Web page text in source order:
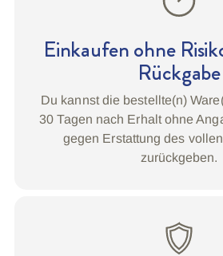
Einkaufen ohne
Rückgabe
Du kannst die bestellte(n)
30 Tagen nach Erhalt ohne
gegen Erstattung des
zurückgeben.